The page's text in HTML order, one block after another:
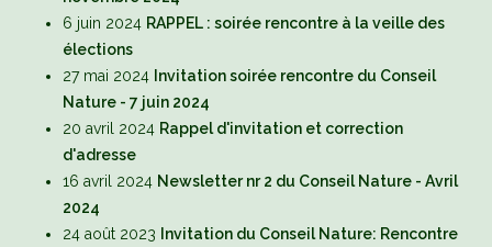
6 juin 2024 RAPPEL : soirée rencontre à la veille des
élections
27 mai 2024 Invitation soirée rencontre du Conseil
Nature - 7 juin 2024
20 avril 2024 Rappel d'invitation et correction
d'adresse
16 avril 2024 Newsletter nr 2 du Conseil Nature - Avril
2024
24 août 2023
Invitation du Conseil Nature: Rencontre